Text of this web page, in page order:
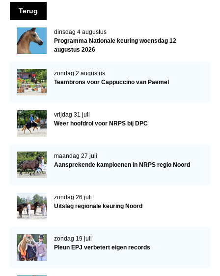
Hengstenkeuring
Regionale Keuringen
Late Veulenkeuring
Sport
Evenementen
Arabissimo
Veulenregistratie
Veulens en merries
Zoek een NRPS paard
Terug
dinsdag 4 augustus
Programma Nationale keuring woensdag 12
augustus 2026
zondag 2 augustus
Teambrons voor Cappuccino van Paemel
vrijdag 31 juli
Weer hoofdrol voor NRPS bij DPC
maandag 27 juli
Aansprekende kampioenen in NRPS regio Noord
zondag 26 juli
Uitslag regionale keuring Noord
zondag 19 juli
Pleun EPJ verbetert eigen records